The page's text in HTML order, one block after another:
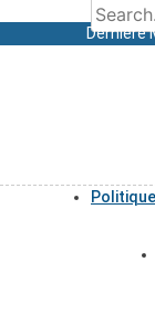
Dernière
Politique